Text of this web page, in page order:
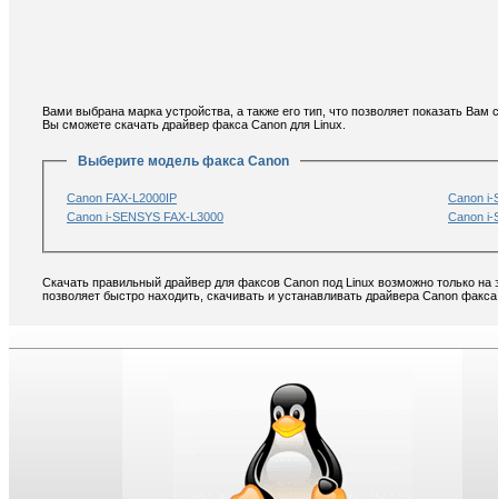
Вами выбрана марка устройства, а также его тип, что позволяет показать
Вы сможете скачать драйвер факса Canon для Linux.
Выберите модель факса Canon
Canon FAX-L2000IP
Canon i-
Canon i-SENSYS FAX-L3000
Canon i-
Скачать правильный драйвер для факсов Canon под Linux возможно только
позволяет быстро находить, скачивать и устанавливать драйвера Canon